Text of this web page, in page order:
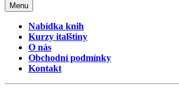
Menu
Nabídka knih
Kurzy italštiny
O nás
Obchodní podmínky
Kontakt